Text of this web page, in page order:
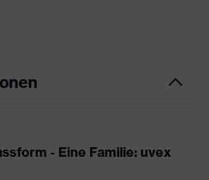
- Eine Familie: uvex